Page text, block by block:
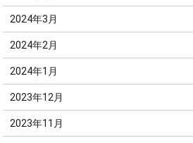
2024年3月
2024年2月
2024年1月
2023年12月
2023年11月